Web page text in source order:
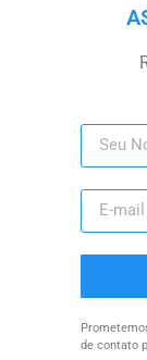
de contato